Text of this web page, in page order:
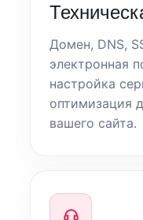
Домен, DNS,
электронная
настройка
оптимизация
вашего сайта.